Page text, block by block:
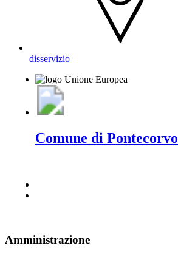
disservizio
Comune di Pontecorvo
Amministrazione